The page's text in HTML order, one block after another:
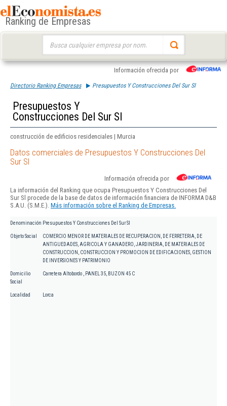
Ranking de Empresas
Información ofrecida por
Directorio Ranking Empresas Presupuestos Y Construcciones Del Sur Sl
Presupuestos Y
Construcciones Del Sur Sl
construcción de edificios residenciales | Murcia
Datos comerciales de Presupuestos Y Construcciones Del
Sur Sl
Información ofrecida por
La información del Ranking que ocupa Presupuestos Y Construcciones Del
Sur Sl procede de la base de datos de información financiera de INFORMA D&B
S.A.U. (S.M.E.). Más información sobre el Ranking de Empresas.
Denominación Presupuestos Y Construcciones Del Sur Sl
Objeto Social
COMERCIO MENOR DE MATERIALES DE RECUPERACION, DE FERRETERIA, DE
ANTIGUEDADES, AGRICOLA Y GANADERO, JARDINERIA, DE MATERIALES DE
CONSTRUCCION, CONSTRUCCION Y PROMOCION DE EDIFICACIONES, GESTION
DE INVERSIONES Y PATRIMONIO
Domicilio
Social
Carretera Altobordo , PANEL 35, BUZON 45 C
Localidad Lorca